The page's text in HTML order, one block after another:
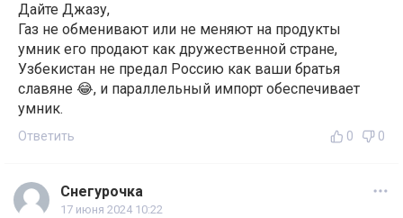
Дайте Джазу,
Газ не обменивают или не меняют на продукты
умник его продают как дружественной стране,
Узбекистан не предал Россию как ваши братья
славяне 😂, и параллельный импорт обеспечивает
умник.
Ответить 0 0
Снегурочка
17 июня 2024 10:22